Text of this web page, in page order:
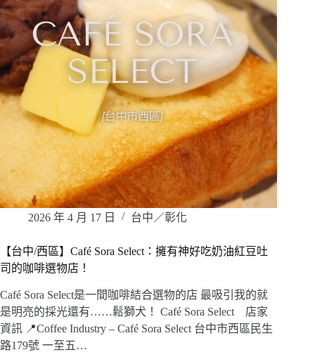
2026 年 4 月 17 日 台中／彰化
【台中/西區】Café Sora Select：擁有神好吃奶油紅豆吐
司的咖啡選物店！
Café Sora Select是一間咖啡結合選物的店 最吸引我的就
是明亮的採光還有……鬆獅犬！ Café Sora Select 店家
資訊 📍Coffee Industry – Café Sora Select 台中市西區民生
路179號 一至五…